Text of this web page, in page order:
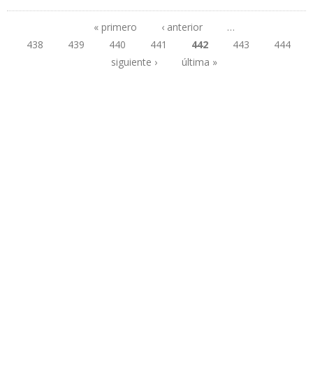
Páginas
« primero ‹ anterior
…
438
439 440 441 442 443
444
siguiente ›
última »